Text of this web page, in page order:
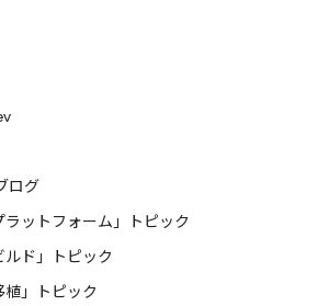
ログ
ットフォーム」トピック
ド」トピック
」トピック